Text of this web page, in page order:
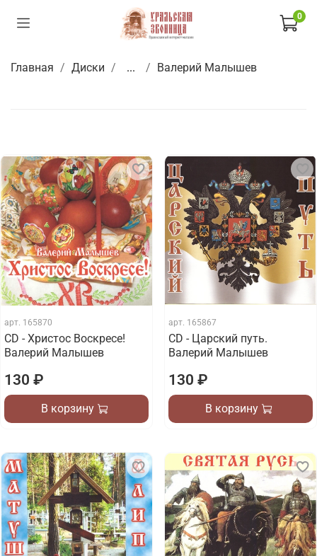
0
Главная Диски ... Валерий Малышев
арт. 165870
CD - Христос Воскресе!
Валерий Малышев
130 ₽
В корзину
арт. 165867
CD - Царский путь.
Валерий Малышев
130 ₽
В корзину